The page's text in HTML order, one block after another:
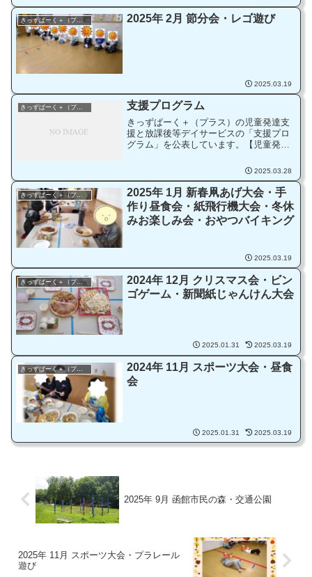
きっずぱーく＋（プラス） 2025年 2月 節分会・レゴ遊び
2025.03.19
きっずぱーく＋（プラス） 支援プログラム
きっずぱーく＋（プラス）の児童発達支
援と放課後等デイサービスの「支援プロ
グラム」を公表しています。【児童発達
等デイサービス】支援プログラム（公
表）
2025.03.28
きっずぱーく＋（プラス）
2025年 1月 新春凧あげ大会・手
作り昼食会・紙飛行機大会・冬休
みお楽しみ会・おやつバイキング
2025.03.19
きっずぱーく＋（プラス）
2024年 12月 クリスマス会・ビン
ゴゲーム・新聞紙じゃんけん大会
2025.01.31 2025.03.19
きっずぱーく＋（プラス）
2024年 11月 スポーツ大会・昼食
会
2025.01.31 2025.03.19
2025年 9月 函館市民の森・交通公園
2025年 11月 スポーツ大会・プラレール
遊び